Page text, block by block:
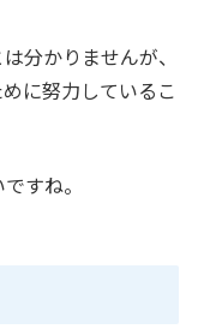
分かりませんが、
に努力しているこ
すね。